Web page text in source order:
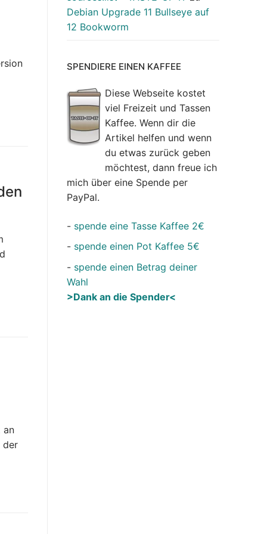
an
der
Debian Upgrade 11 Bullseye auf
12 Bookworm
SPENDIERE EINEN KAFFEE
Diese Webseite kostet
viel Freizeit und Tassen
Kaffee. Wenn dir die
Artikel helfen und wenn
du etwas zurück geben
möchtest, dann freue ich
mich über eine Spende per
PayPal.
- spende eine Tasse Kaffee 2€
- spende einen Pot Kaffee 5€
- spende einen Betrag deiner
Wahl
>Dank an die Spender<